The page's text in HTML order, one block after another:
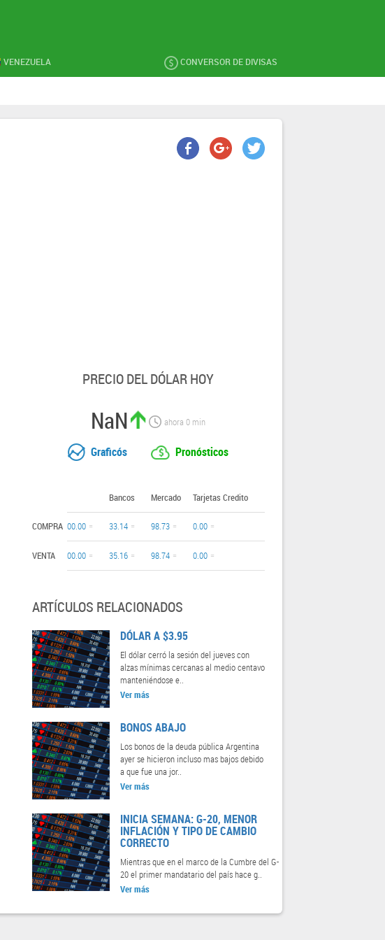
VENEZUELA CONVERSOR DE DIVISAS
PRECIO DEL DÓLAR HOY
NaN ahora0 min
Graficós Pronósticos
Bancos Mercado Tarjetas Credito
COMPRA 00.00 33.14 98.73 0.00
VENTA 00.00 35.16 98.74 0.00
ARTÍCULOS RELACIONADOS
DÓLAR A $3.95
El dólar cerró la sesión del jueves con
alzas mínimas cercanas al medio centavo
manteniéndose e..
Ver más
BONOS ABAJO
Los bonos de la deuda pública Argentina
ayer se hicieron incluso mas bajos debido
a que fue una jor..
Ver más
INICIA SEMANA: G-20, MENOR
INFLACIÓN Y TIPO DE CAMBIO
CORRECTO
Mientras que en el marco de la Cumbre del G-
20 el primer mandatario del país hace g..
Ver más